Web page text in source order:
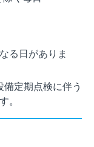
る日がありま
定期点検に伴う
。